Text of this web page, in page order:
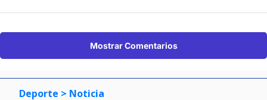
Mostrar Comentarios
Deporte > Noticia